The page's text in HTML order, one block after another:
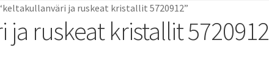
ja ruskeat kristallit 5720912”
ja ruskeat kristallit 5720912